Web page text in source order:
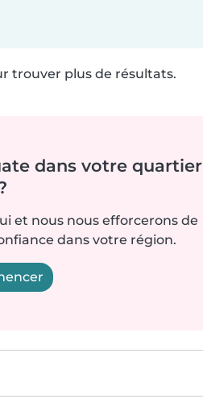
trouver plus de résultats.
dans votre quartier
et nous nous efforcerons de
dans votre région.